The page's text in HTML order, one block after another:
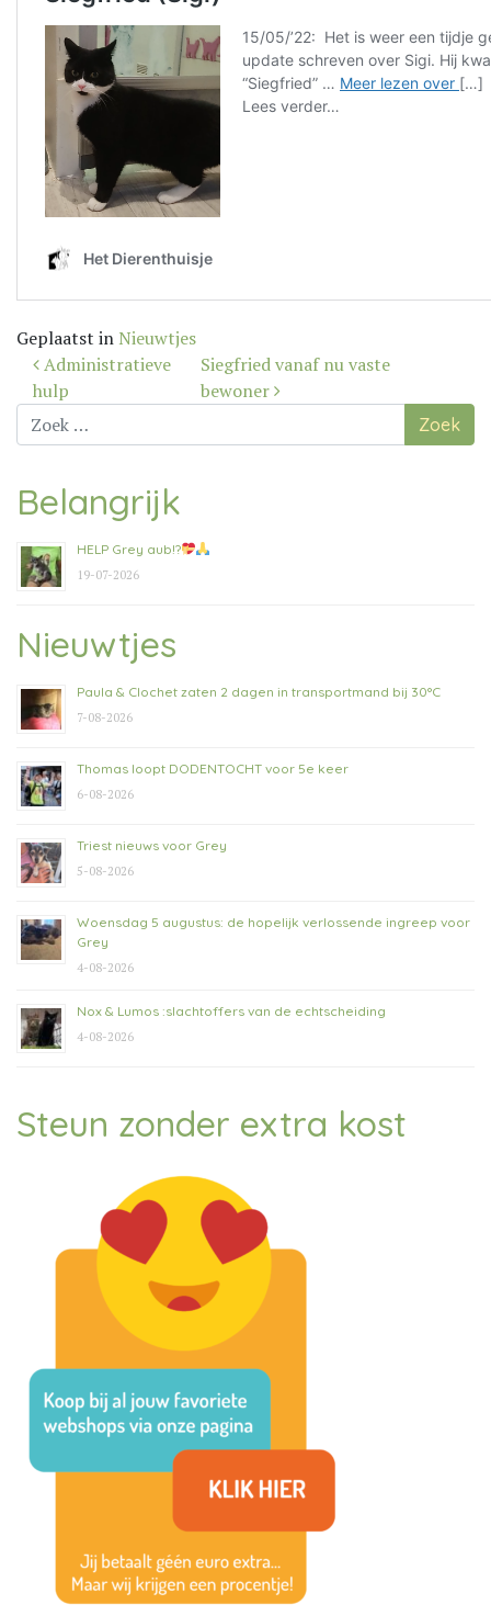
Geplaatst in Nieuwtjes
Bericht
navigatie
Administratieve
hulp
Siegfried vanaf nu vaste
bewoner
Zoek
naar:
Belangrijk
HELP Grey aub!?
19-07-2026
Nieuwtjes
Paula & Clochet zaten 2 dagen in transportmand bij 30°C
7-08-2026
Thomas loopt DODENTOCHT voor 5e keer
6-08-2026
Triest nieuws voor Grey
5-08-2026
Woensdag 5 augustus: de hopelijk verlossende ingreep voor
Grey
4-08-2026
Nox & Lumos :slachtoffers van de echtscheiding
4-08-2026
Steun zonder extra kost